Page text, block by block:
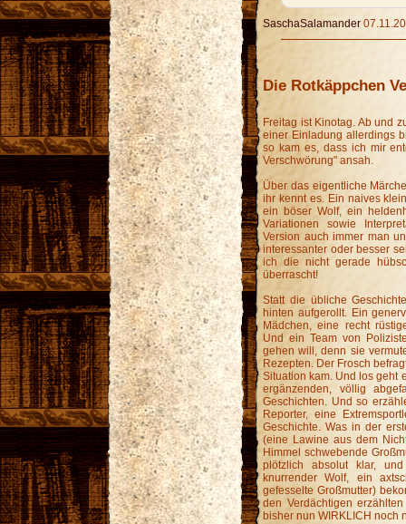
SaschaSalamander
Die Rotkäppchen
Freitag ist Kinotag. Ab und
einer Einladung allerdings
so kam es, dass ich mir
Verschwörung" ansah.
Über das eigentliche
ihr kennt es. Ein naives
ein böser Wolf, ein
Variationen sowie
Version auch immer man
interessanter oder besser
ich die nicht gerade
überrascht!
Statt die übliche
hinten aufgerollt. Ein
Mädchen, eine recht
Und ein Team von
gehen will, denn sie
Rezepten. Der Frosch
Situation kam. Und los geht
ergänzenden, völlig
Geschichten. Und so
Reporter, eine
Geschichte. Was in der
(eine Lawine aus dem
Himmel schwebende
plötzlich absolut klar,
knurrender Wolf, ein
gefesselte Großmutter)
den Verdächtigen
bisher nun WIRKLICH noch